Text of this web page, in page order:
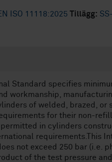
ISO 11118:2025 Tillägg:
Standard specifies
workmanship,
of welded, brazed, or
for their non-
in cylinders
requirements.This
not exceed 250 bar (i.e.
of the test pressure